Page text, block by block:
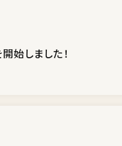
始しました！